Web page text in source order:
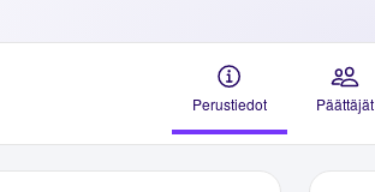
Perustiedot Päättäjät